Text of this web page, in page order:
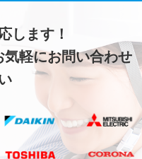
します！
軽にお問い合わせ